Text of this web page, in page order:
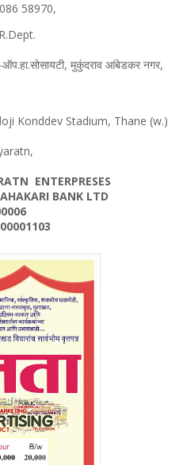
58970,
मुकुंदराव आंबेडकर नगर,
Konddev Stadium, Thane (w.)
ENTERPRESES
BANK LTD